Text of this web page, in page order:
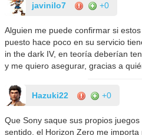
javinilo7 +0
Alguien me puede confirmar si
puesto hace poco en su servicio
in the dark IV, en teoría deberían
y me quiero asegurar, gracias a
Hazuki22 +0
Que Sony saque sus propios
sentido, el Horizon Zero me